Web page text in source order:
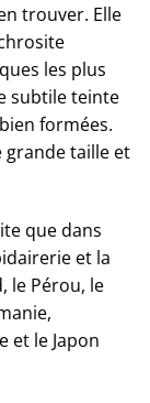
trouver. Elle
les plus
subtile teinte
formées.
grande taille et
que dans
et la
le Pérou, le
et le Japon